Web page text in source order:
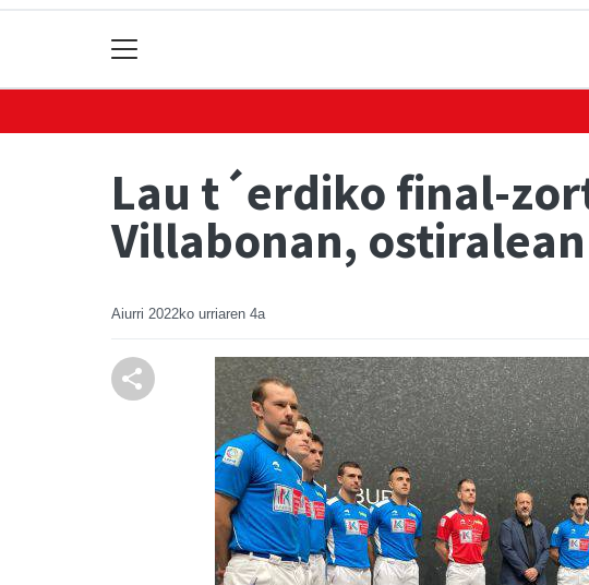
Lau t´erdiko final-
Villabonan, ostiralean
Aiurri 2022ko urriaren 4a